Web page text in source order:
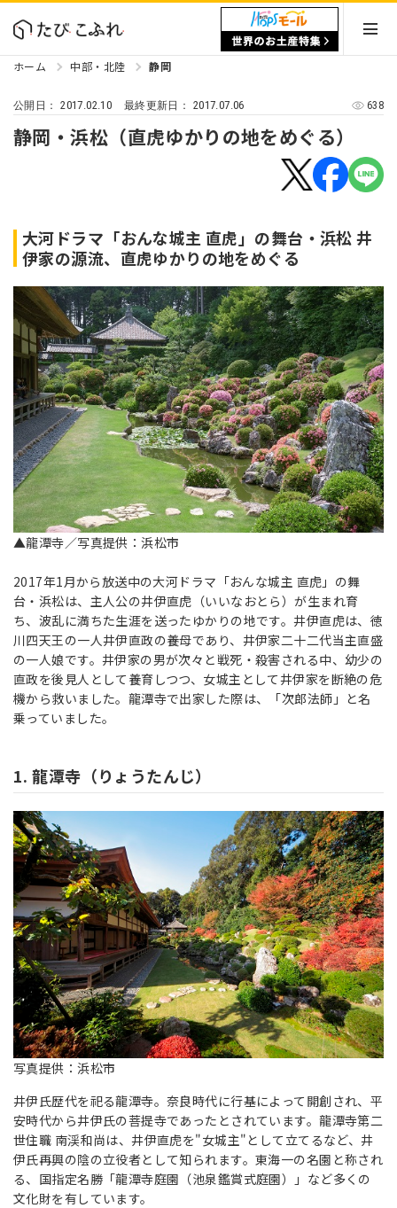
ホーム 中部・北陸 静岡
公開日：2017.02.10 最終更新日： 2017.07.06 638
静岡・浜松（直虎ゆかりの地をめぐる）
大河ドラマ「おんな城主 直虎」の舞台・浜松 井
伊家の源流、直虎ゆかりの地をめぐる
▲龍潭寺／写真提供：浜松市
2017年1月から放送中の大河ドラマ「おんな城主 直虎」の舞
台・浜松は、主人公の井伊直虎（いいなおとら）が生まれ育
ち、波乱に満ちた生涯を送ったゆかりの地です。井伊直虎は、徳
川四天王の一人井伊直政の養母であり、井伊家二十二代当主直盛
の一人娘です。井伊家の男が次々と戦死・殺害される中、幼少の
直政を後見人として養育しつつ、女城主として井伊家を断絶の危
機から救いました。龍潭寺で出家した際は、「次郎法師」と名
乗っていました。
1. 龍潭寺（りょうたんじ）
写真提供：浜松市
井伊氏歴代を祀る龍潭寺。奈良時代に行基によって開創され、平
安時代から井伊氏の菩提寺であったとされています。龍潭寺第二
世住職 南渓和尚は、井伊直虎を"女城主"として立てるなど、井
伊氏再興の陰の立役者として知られます。東海一の名園と称され
る、国指定名勝「龍潭寺庭園（池泉鑑賞式庭園）」など多くの
文化財を有しています。